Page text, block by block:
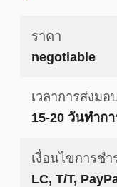
ราคา
negotiable
เวลาการส่งมอ
15-20 วันทำกา
เงื่อนไขการชำ
LC, T/T,